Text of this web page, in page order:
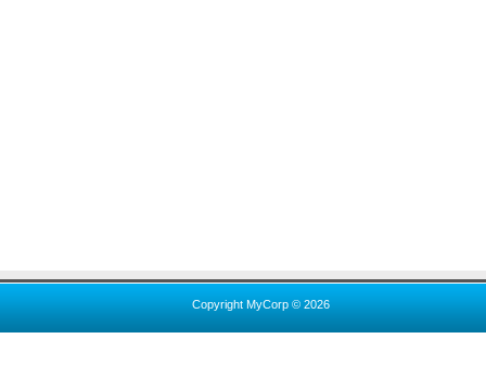
Copyright MyCorp © 2026